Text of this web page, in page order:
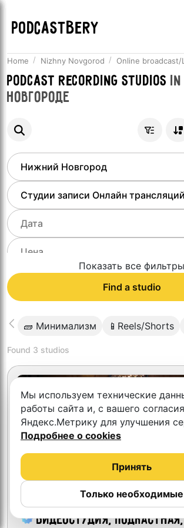
PODCASTBERY
Home Nizhny Novgorod Online broadcast/
Podcast recording studios in
Новгороде
Показать все фильтры
Find a studio
🧱 Минимализм 📱Reels/Shorts
Found 3 studios
Видеостудия,
Мы используем технические
работы сайта и, с вашего
Яндекс.Метрику для улучшения
Подробнее о cookies
Только необходимые
Принять